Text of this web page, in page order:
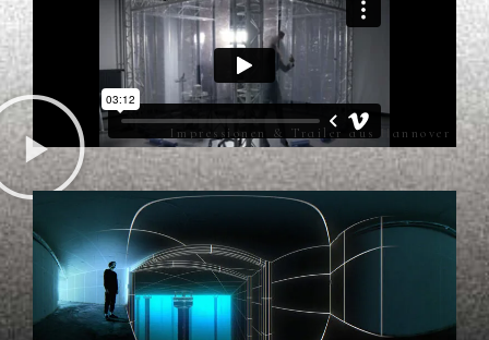
Impressionen & Trailer aus Hannover